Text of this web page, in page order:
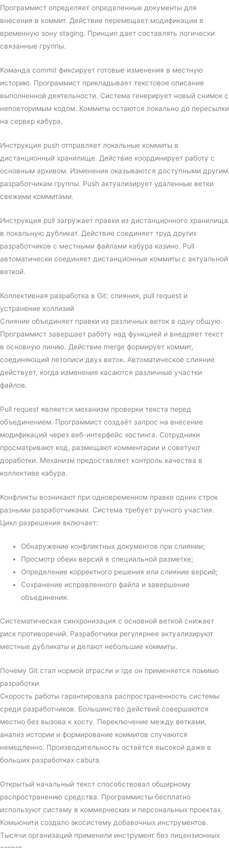
Программист определяет определенные документы для
внесения в коммит. Действие перемещает модификации в
временную зону staging. Принцип дает составлять логически
связанные группы.
Команда commit фиксирует готовые изменения в местную
историю. Программист прикладывает текстовое описание
выполненной деятельности. Система генерирует новый снимок с
неповторимым кодом. Коммиты остаются локально до пересылки
на сервер кабура.
Инструкция push отправляет локальные коммиты в
дистанционный хранилище. Действие координирует работу с
основным архивом. Изменения оказываются доступными другим
разработчикам группы. Push актуализирует удаленные ветки
свежими коммитами.
Инструкция pull загружает правки из дистанционного хранилища
в локальную дубликат. Действие соединяет труд других
разработчиков с местными файлами кабура казино. Pull
автоматически соединяет дистанционные коммиты с актуальной
веткой.
Коллективная разработка в Git: слияния, pull request и
устранение коллизий
Слияние объединяет правки из различных веток в одну общую.
Программист завершает работу над функцией и внедряет текст
в основную линию. Действие merge формирует коммит,
соединяющий летописи двух веток. Автоматическое слияние
действует, когда изменения касаются различные участки
файлов.
Pull request является механизм проверки текста перед
объединением. Программист создаёт запрос на внесение
модификаций через веб-интерфейс хостинга. Сотрудники
просматривают код, размещают комментарии и советуют
доработки. Механизм предоставляет контроль качества в
коллективе кабура.
Конфликты возникают при одновременном правке одних строк
разными разработчиками. Система требует ручного участия.
Цикл разрешения включает:
Обнаружение конфликтных документов при слиянии;
Просмотр обеих версий в специальной разметке;
Определение корректного решения или слияние версий;
Сохранение исправленного файла и завершение
объединения.
Систематическая синхронизация с основной веткой снижает
риск противоречий. Разработчики регулярнее актуализируют
местные дубликаты и делают небольшие коммиты.
Почему Git стал нормой отрасли и где он применяется помимо
разработки
Скорость работы гарантировала распространенность системы
среди разработчиков. Большинство действий совершаются
местно без вызова к хосту. Переключение между ветками,
анализ истории и формирование коммитов случаются
немедленно. Производительность остаётся высокой даже в
больших разработках cabura.
Открытый начальный текст способствовал обширному
распространению средства. Программисты бесплатно
используют систему в коммерческих и персональных проектах.
Комьюнити создало экосистему добавочных инструментов.
Тысячи организаций применили инструмент без лицензионных